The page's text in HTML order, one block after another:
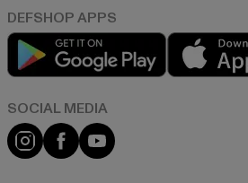
Play market
Instagram
FacebookYouTube